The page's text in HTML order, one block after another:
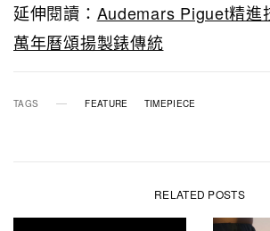
延伸閱讀： Audemars Piguet精進
萬年曆頌揚製錶傳統
TAGS FEATURE TIMEPIECE
RELATED POSTS